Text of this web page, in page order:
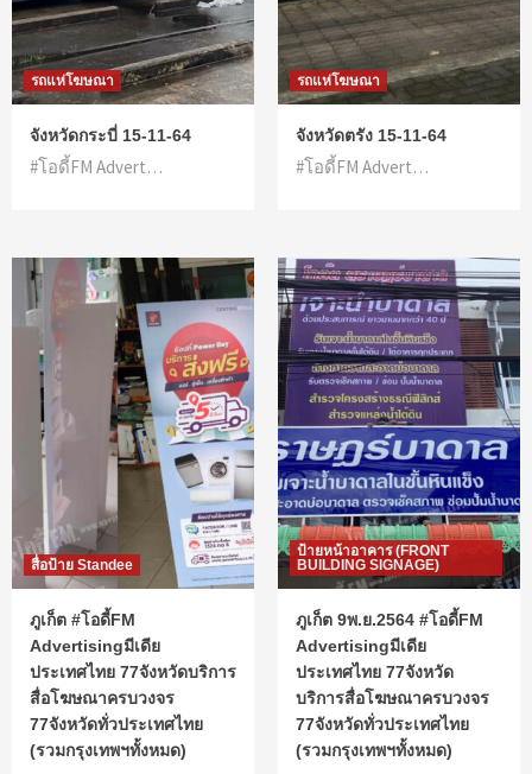
รถแห่โฆษณา
จังหวัดกระบี่ 15-11-64
#โอดี้FM Advert…
รถแห่โฆษณา
จังหวัดตรัง 15-11-64
#โอดี้FM Advert…
สื่อป้าย Standee
ภูเก็ต #โอดี้FM
Advertisingมีเดีย
ประเทศไทย 77จังหวัดบริการ
สื่อโฆษณาครบวงจร
77จังหวัดทั่วประเทศไทย
(รวมกรุงเทพฯทั้งหมด)
ป้ายหน้าอาคาร (FRONT
BUILDING SIGNAGE)
ภูเก็ต 9พ.ย.2564 #โอดี้FM
Advertisingมีเดีย
ประเทศไทย 77จังหวัด
บริการสื่อโฆษณาครบวงจร
77จังหวัดทั่วประเทศไทย
(รวมกรุงเทพฯทั้งหมด)